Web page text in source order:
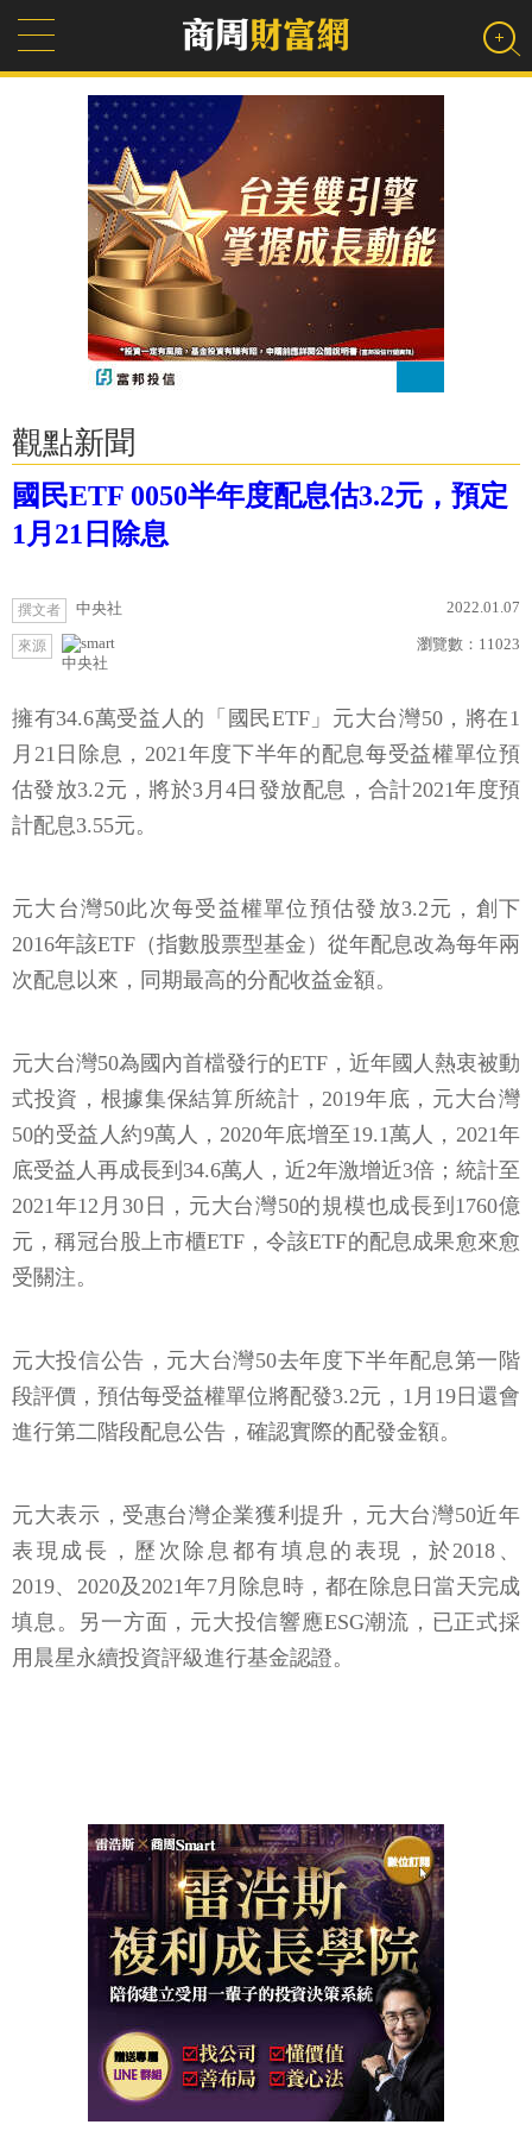
觀點新聞
國民ETF 0050半年度配息估3.2元，預定
1月21日除息
撰文者 中央社 2022.01.07
來源
中央社
瀏覽數： 11023
擁有34.6萬受益人的「國民ETF」元大台灣50，將在1
月21日除息，2021年度下半年的配息每受益權單位預
估發放3.2元，將於3月4日發放配息，合計2021年度預
計配息3.55元。
元大台灣50此次每受益權單位預估發放3.2元，創下
2016年該ETF（指數股票型基金）從年配息改為每年兩
次配息以來，同期最高的分配收益金額。
元大台灣50為國內首檔發行的ETF，近年國人熱衷被動
式投資，根據集保結算所統計，2019年底，元大台灣
50的受益人約9萬人，2020年底增至19.1萬人，2021年
底受益人再成長到34.6萬人，近2年激增近3倍；統計至
2021年12月30日，元大台灣50的規模也成長到1760億
元，稱冠台股上市櫃ETF，令該ETF的配息成果愈來愈
受關注。
元大投信公告，元大台灣50去年度下半年配息第一階
段評價，預估每受益權單位將配發3.2元，1月19日還會
進行第二階段配息公告，確認實際的配發金額。
元大表示，受惠台灣企業獲利提升，元大台灣50近年
表現成長，歷次除息都有填息的表現，於2018、
2019、2020及2021年7月除息時，都在除息日當天完成
填息。另一方面，元大投信響應ESG潮流，已正式採
用晨星永續投資評級進行基金認證。